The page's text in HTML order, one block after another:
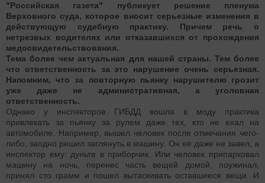
"Российская газета" публикует решение пленума
Верховного суда, которое вносит серьезные изменения в
действующую судебную практику. Причем речь о
нетрезвых водителях или отказавшихся от прохождения
медосвидетельствования.
Тема более чем актуальная для нашей страны. Тем более
что ответственность за это нарушение очень серьезная.
Напомним, что за повторную пьянку нарушителю грозит
уже даже не административная, а уголовная
ответственность.
Однако у инспекторов ГИБДД вошла в моду практика
привлекать за пьянку за рулем даже тех, кто не ехал на
автомобиле. Например, вышел человек после отмечания чего-
либо, заодно решил заглянуть в машину. Он ее даже не завел, а
инспектор ему: дуньте в приборчик. Или человек припарковал
машину на ночь, перенес часть вещей домой, поужинал,
принял сто грамм и пошел вытаскивать оставшиеся вещи. И